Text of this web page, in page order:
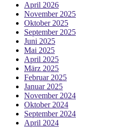
April 2026
November 2025
Oktober 2025
September 2025
Juni 2025
Mai 2025
April 2025
März 2025
Februar 2025
Januar 2025
November 2024
Oktober 2024
September 2024
April 2024